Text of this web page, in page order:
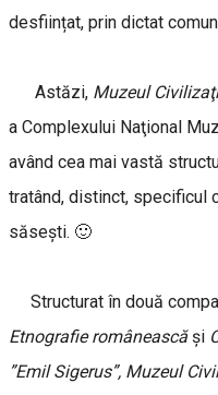
desființat, prin dictat
Astăzi, Muzeul
a Complexului Naţional
având cea mai vastă
tratând, distinct, specificul
săseşti. 🙂
Structurat în două
Etnografie româneascăși
”Emil Sigerus”, Muzeul